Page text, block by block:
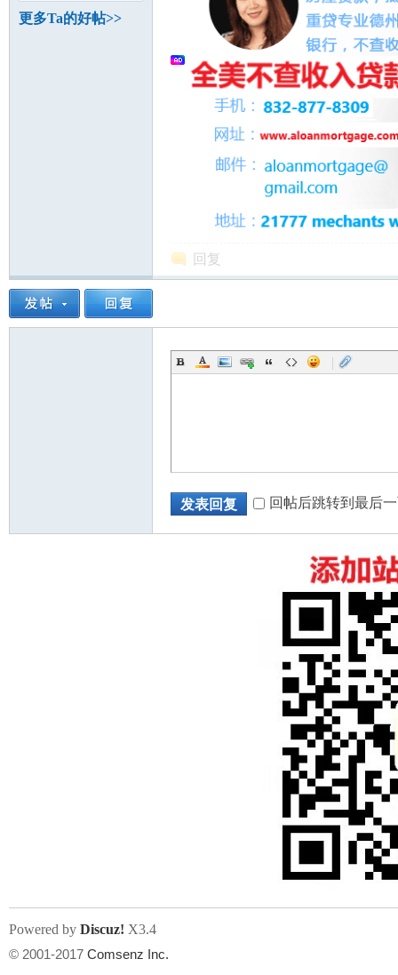
州
时的驾车技术问
更多Ta的好帖>>
回复
|
发表回复 回帖后跳转到最后
Powered by Discuz! X3.4
© 2001-2017 Comsenz Inc.